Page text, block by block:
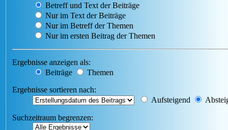
Betreff und Text der Beiträge
Nur im Text der Beiträge
Nur im Betreff der Themen
Nur im ersten Beitrag der Themen
Ergebnisse anzeigen als:
Beiträge
Themen
Ergebnisse sortieren nach:
Aufsteigend
Suchzeitraum begrenzen: